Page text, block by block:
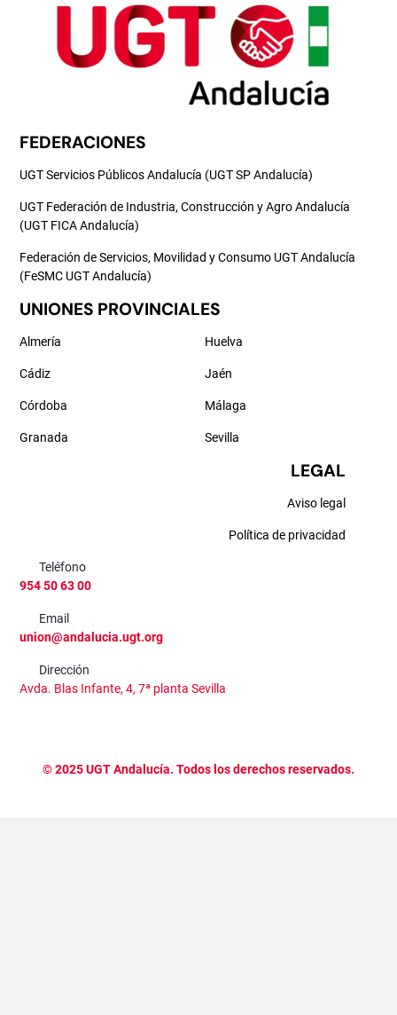
FEDERACIONES
UGT Servicios Públicos Andalucía (UGT SP Andalucía)
UGT Federación de Industria, Construcción y Agro Andalucía
(UGT FICA Andalucía)
Federación de Servicios, Movilidad y Consumo UGT Andalucía
(FeSMC UGT Andalucía)
UNIONES PROVINCIALES
Almería
Cádiz
Córdoba
Granada
Huelva
Jaén
Málaga
Sevilla
LEGAL
Aviso legal
Política de privacidad
Teléfono
954 50 63 00
Email
union@andalucia.ugt.org
Dirección
Avda. Blas Infante, 4, 7ª planta Sevilla
©2025UGT Andalucía. Todos los derechos reservados.